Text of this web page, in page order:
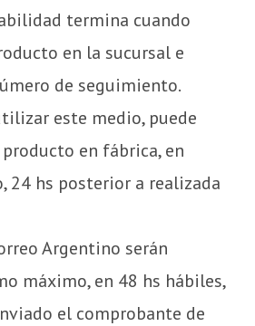
termina cuando
en la sucursal e
de seguimiento.
este medio, puede
en fábrica, en
24 hs posterior a realizada
Argentino serán
máximo, en 48 hs hábiles,
el comprobante de